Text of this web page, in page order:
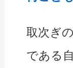
取次ぎ
である